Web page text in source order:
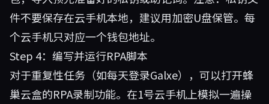
件不要保存在云手机本地，建议用加密U盘保管。每
个云手机只对应一个钱包地址。
Step 4：编写并运行RPA脚本
对于重复性任务（如每天登录Galxe），可以打开蜂
巢云盒的RPA录制功能。在1号云手机上模拟一遍操